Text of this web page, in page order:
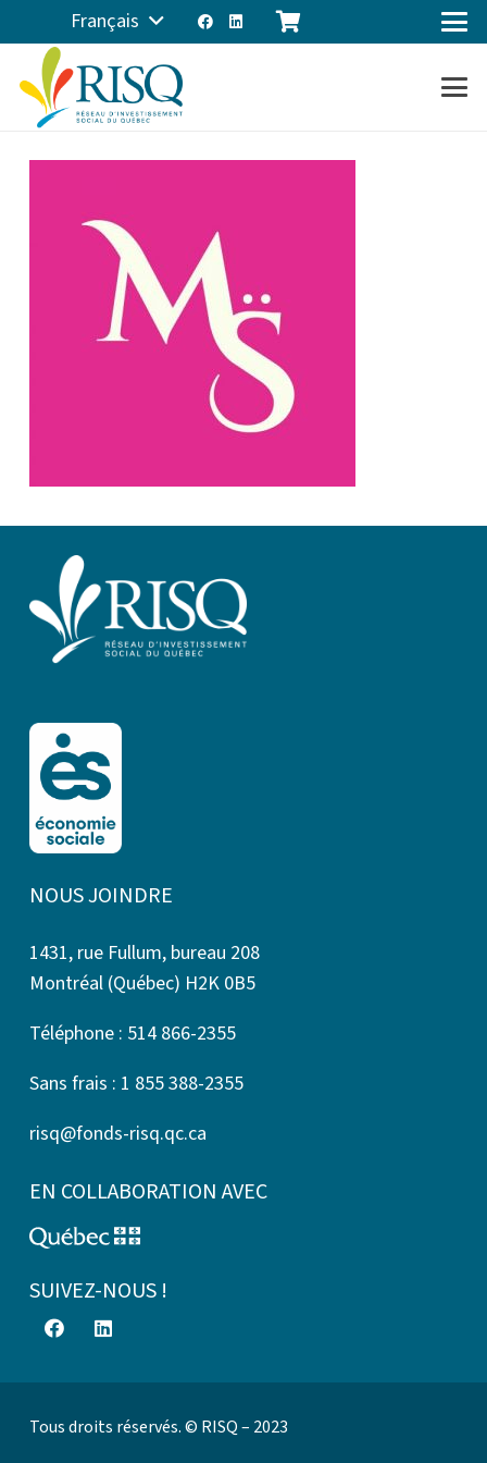
Français
NOUS JOINDRE
1431, rue Fullum, bureau 208
Montréal (Québec) H2K 0B5
Téléphone : 514 866-2355
Sans frais : 1 855 388-2355
risq@fonds-risq.qc.ca
EN COLLABORATION AVEC
SUIVEZ-NOUS !
Tous droits réservés. © RISQ – 2023